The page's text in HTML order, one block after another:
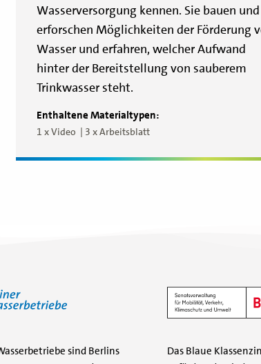
Wasserversorgung kennen. Sie bauen und
erforschen Möglichkeiten der Förderung
Wasser und erfahren, welcher Aufwand
hinter der Bereitstellung von sauberem
Trinkwasser steht.
Enthaltene Materialtypen:
1 x Video 3 x Arbeitsblatt
sind Berlins
Das Blaue